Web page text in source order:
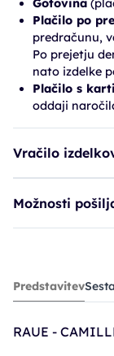
Gotovina
Plačilo po
predračunu,
Po prejetju
nato izdelke
Plačilo s
oddaji
Vračilo
Možnosti
Raue
25,95€
Predstavitev
RAUE -